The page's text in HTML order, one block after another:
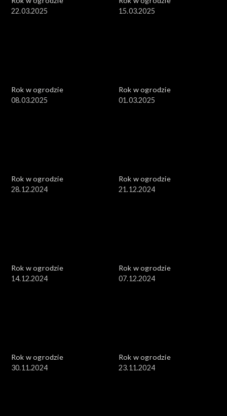
22.03.2025
15.03.2025
Rok w ogrodzie
08.03.2025
Rok w ogrodzie
01.03.2025
Rok w ogrodzie
28.12.2024
Rok w ogrodzie
21.12.2024
Rok w ogrodzie
14.12.2024
Rok w ogrodzie
07.12.2024
Rok w ogrodzie
30.11.2024
Rok w ogrodzie
23.11.2024